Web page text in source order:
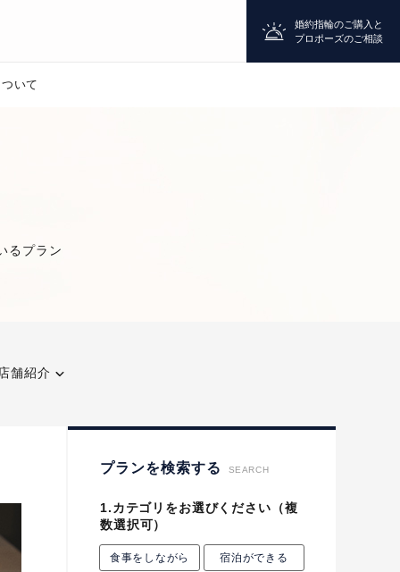
婚約指輪のご購入と
プロポーズのご相談
いて
るプラン
舗紹介
プランを検索する SEARCH
1.カテゴリをお選びください （複
数選択可）
食事をしながら 宿泊ができる